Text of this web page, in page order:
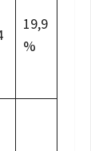
19,9
%